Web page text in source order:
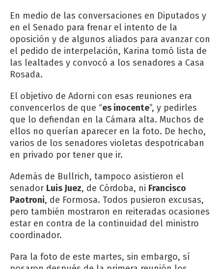
En medio de las conversaciones en Diputados y
en el Senado para frenar el intento de la
oposición y de algunos aliados para avanzar con
el pedido de interpelación, Karina tomó lista de
las lealtades y convocó a los senadores a Casa
Rosada.
El objetivo de Adorni con esas reuniones era
convencerlos de que “es inocente”, y pedirles
que lo defiendan en la Cámara alta. Muchos de
ellos no querían aparecer en la foto. De hecho,
varios de los senadores violetas despotricaban
en privado por tener que ir.
Además de Bullrich, tampoco asistieron el
senador Luis Juez, de Córdoba, ni Francisco
Paotroni, de Formosa. Todos pusieron excusas,
pero también mostraron en reiteradas ocasiones
estar en contra de la continuidad del ministro
coordinador.
Para la foto de este martes, sin embargo, sí